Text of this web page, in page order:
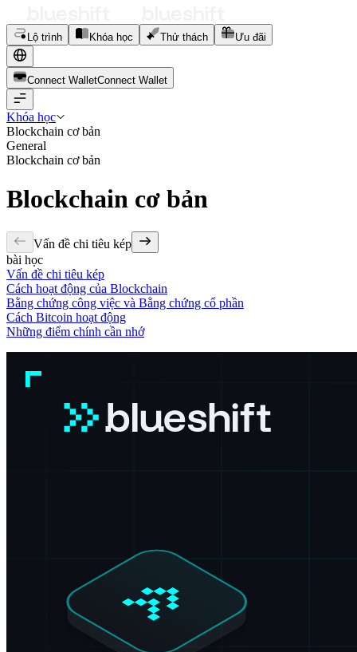
Lộ trình Khóa học Thử thách Ưu đãi
Connect WalletConnect Wal et
Khóa học
Blockchain cơ bản
General
Blockchain cơ bản
Blockchain cơ bản
Vấn đề chi tiêu kép
bài học
Vấn đề chi tiêu kép
Cách hoạt động của Blockchain
Bằng chứng công việc và Bằng chứng cổ phần
Cách Bitcoin hoạt động
Những điểm chính cần nhớ